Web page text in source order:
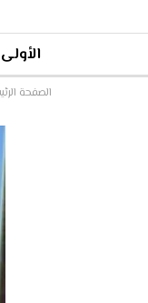
الأولى
الصفحة